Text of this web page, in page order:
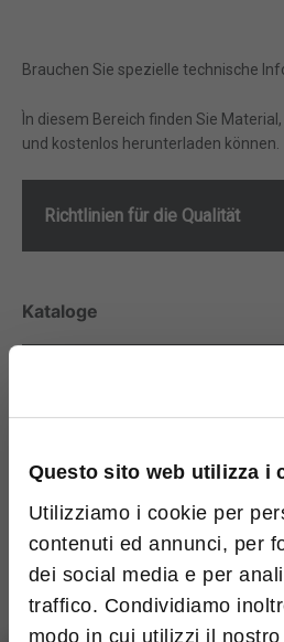
Questo sito web utilizza i
Utilizziamo i cookie per
contenuti ed annunci, per
dei social media e per
traffico. Condividiamo
modo in cui utilizzi il
Brauchen Sie spezielle technische
Ìn diesem Bereich finden Sie
und kostenlos herunterladen können.
Richtlinien für die Qualität
Kataloge
Ziehen Katalog
Packaging&Closures
R&C BLOCKS